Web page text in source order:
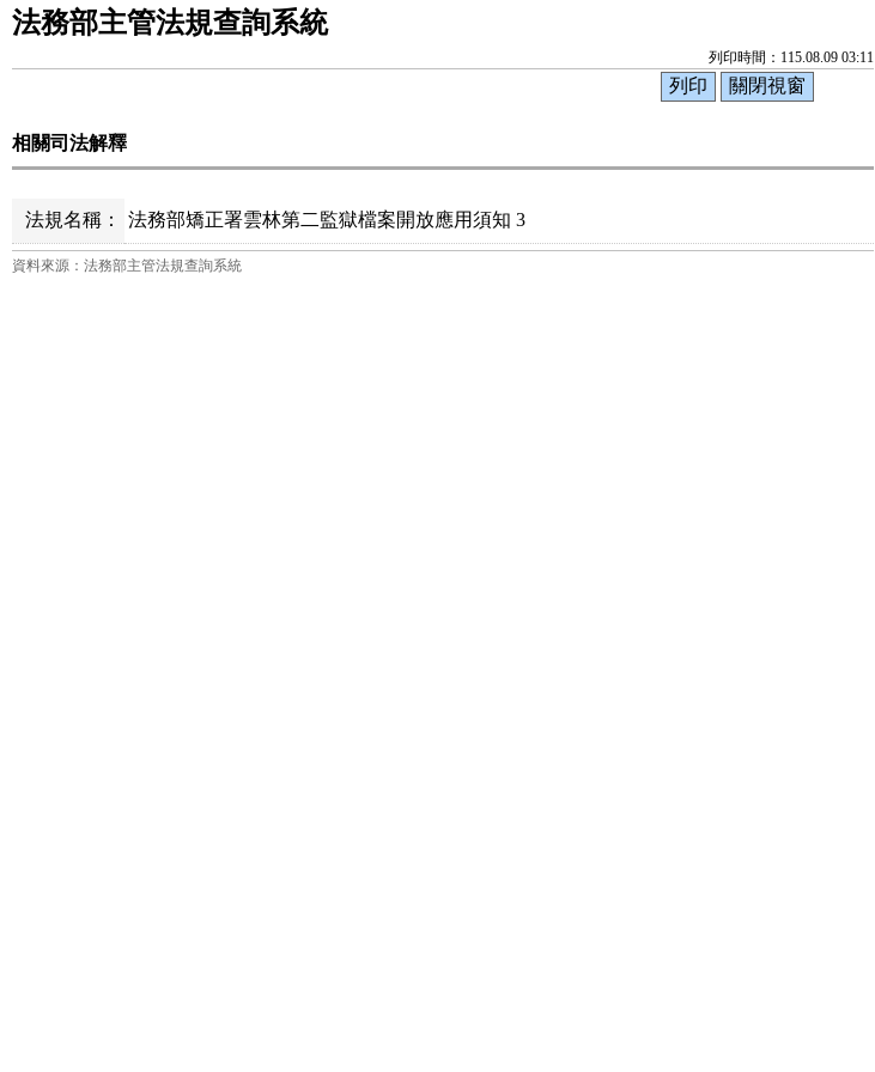
法務部主管法規查詢系統
列印時間：115.08.09 03:11
相關司法解釋
法規名稱： 法務部矯正署雲林第二監獄檔案開放應用須知 3
資料來源：法務部主管法規查詢系統